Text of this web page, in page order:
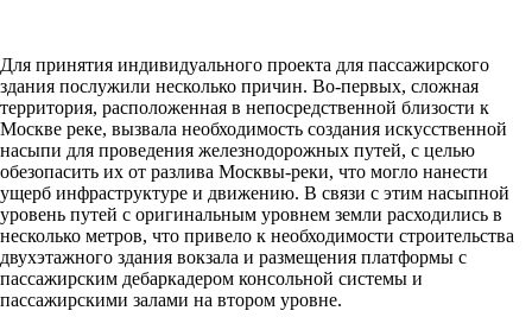
Для принятия индивидуального проекта для пассажирского
здания послужили несколько причин. Во-первых, сложная
территория, расположенная в непосредственной близости к
Москве реке, вызвала необходимость создания искусственной
насыпи для проведения железнодорожных путей, с целью
обезопасить их от разлива Москвы-реки, что могло нанести
ущерб инфраструктуре и движению. В связи с этим насыпной
уровень путей с оригинальным уровнем земли расходились в
несколько метров, что привело к необходимости строительства
двухэтажного здания вокзала и размещения платформы с
пассажирским дебаркадером консольной системы и
пассажирскими залами на втором уровне.